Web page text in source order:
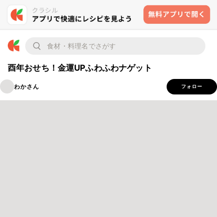
酉年おせち！金運UPふわふわナゲット
わかさん フォロー